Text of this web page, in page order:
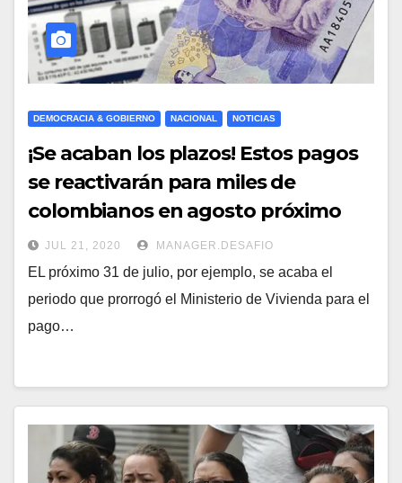
DEMOCRACIA & GOBIERNO NACIONAL NOTICIAS
¡Se acaban los plazos! Estos pagos
se reactivarán para miles de
colombianos en agosto próximo
JUL 21, 2020 MANAGER.DESAFIO
EL próximo 31 de julio, por ejemplo, se acaba el
periodo que prorrogó el Ministerio de Vivienda para el
pago…